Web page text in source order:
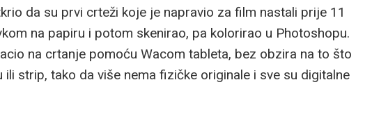
da su prvi crteži koje je napravio za film nastali prije 11
na papiru i potom skenirao, pa kolorirao u Photoshopu.
na crtanje pomoću Wacom tableta, bez obzira na to što
ili strip, tako da više nema fizičke originale i sve su digitalne